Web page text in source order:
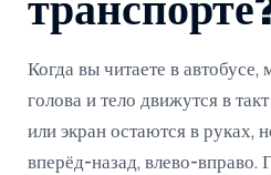
Когда вы читаете в
голова и тело движутся в
или экран остаются в руках,
вперёд-назад, влево-вправо.